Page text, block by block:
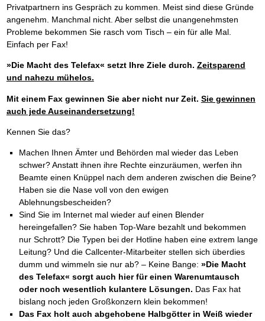
Privatpartnern ins Gespräch zu kommen. Meist sind diese Gründe
angenehm. Manchmal nicht. Aber selbst die unangenehmsten
Probleme bekommen Sie rasch vom Tisch – ein für alle Mal.
Einfach per Fax!
»Die Macht des Telefax« setzt Ihre Ziele durch. Zeitsparend
und nahezu mühelos.
Mit einem Fax gewinnen Sie aber nicht nur Zeit. Sie gewinnen
auch jede Auseinandersetzung!
Kennen Sie das?
Machen Ihnen Ämter und Behörden mal wieder das Leben
schwer? Anstatt ihnen ihre Rechte einzuräumen, werfen ihn
Beamte einen Knüppel nach dem anderen zwischen die Beine?
Haben sie die Nase voll von den ewigen
Ablehnungsbescheiden?
Sind Sie im Internet mal wieder auf einen Blender
hereingefallen? Sie haben Top-Ware bezahlt und bekommen
nur Schrott? Die Typen bei der Hotline haben eine extrem lange
Leitung? Und die Callcenter-Mitarbeiter stellen sich überdies
dumm und wimmeln sie nur ab? – Keine Bange:»Die Macht
des Telefax« sorgt auch hier für einen Warenumtausch
oder noch wesentlich kulantere Lösungen. Das Fax hat
bislang noch jeden Großkonzern klein bekommen!
Das Fax holt auch abgehobene Halbgötter in Weiß wieder